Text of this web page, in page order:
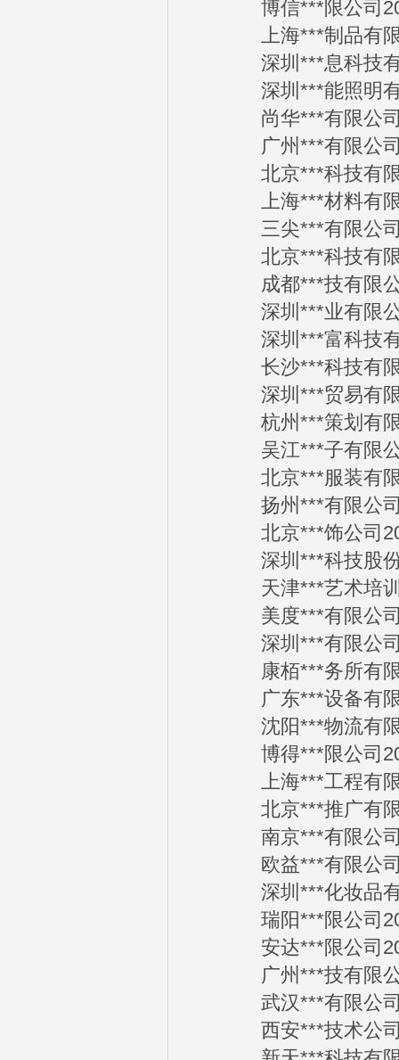
博信***限公司
上海***制品有限
深圳***息科技有
深圳***能照明有
尚华***有限公司
广州***有限公司
北京***科技有限
上海***材料有限
三尖***有限公司
北京***科技有限
成都***技有限公
深圳***业有限公
深圳***富科技有
长沙***科技有限
深圳***贸易有限
杭州***策划有限
吴江***子有限公
北京***服装有限
扬州***有限公司
北京***饰公司
深圳***科技股份
天津***艺术培训
美度***有限公司
深圳***有限公司
康栢***务所有限
广东***设备有限
沈阳***物流有限
博得***限公司
上海***工程有限
北京***推广有限
南京***有限公司
欧益***有限公司
深圳***化妆品有
瑞阳***限公司
安达***限公司
广州***技有限公
武汉***有限公司
西安***技术公司